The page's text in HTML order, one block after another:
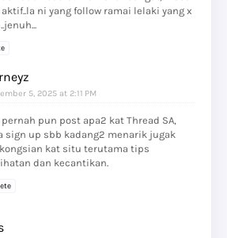
ni yang follow ramai lelaki yang x
5, 2025 at 2:11 PM
pernah pun post apa2 kat Thread SA,
sign up sbb kadang2 menarik jugak
kat situ terutama tips
dan kecantikan.